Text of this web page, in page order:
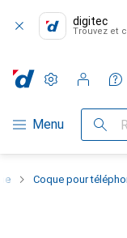
digitec
Trouvez et
Navigation par
Menu
Paramètres
Compte client
Listes de
Listes d'envies
Panier
Coque pour